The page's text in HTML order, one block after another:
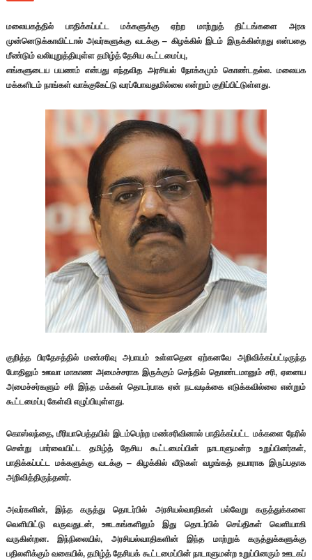
மலையகத்தில் பாதிக்கப்பட்ட மக்களுக்கு ஏற்ற மாற்றுத் திட்டங்களை அரசு
முன்னெடுக்காவிட்டால் அவர்களுக்கு வடக்கு – கிழக்கில் இடம் இருக்கின்றது என்பதை
மீண்டும் வலியுறுத்தியுள்ள தமிழ்த் தேசிய கூட்டமைப்பு,
எங்களுடைய பயணம் என்பது எந்தவித அரசியல் நோக்கமும் கொண்டதல்ல. மலையக
மக்களிடம் நாங்கள் வாக்குகேட்டு வரப்போவதுமில்லை என்றும் குறிப்பிட்டுள்ளது.
குறித்த பிரதேசத்தில் மண்சரிவு அபாயம் உள்ளதென ஏற்கனவே அறிவிக்கப்பட்டிருந்த
போதிலும் ஊவா மாகாண அமைச்சராக இருக்கும் செந்தில் தொண்டமானும் சரி, ஏனைய
அமைச்சர்களும் சரி இந்த மக்கள் தொடர்பாக ஏன் நடவடிக்கை எடுக்கவில்லை என்றும்
கூட்டமைப்பு கேள்வி எழுப்பியுள்ளது.
கொஸ்லந்தை, மீரியாபெத்தயில் இடம்பெற்ற மண்சரிவினால் பாதிக்கப்பட்ட மக்களை நேரில்
சென்று பார்வையிட்ட தமிழ்த் தேசிய கூட்டமைப்பின் நாடாளுமன்ற உறுப்பினர்கள்,
பாதிக்கப்பட்ட மக்களுக்கு வடக்கு – கிழக்கில் வீடுகள் வழங்கத் தயாராக இருப்பதாக
அறிவித்திருந்தனர்.
அவர்களின், இந்த கருத்து தொடர்பில் அரசியல்வாதிகள் பல்வேறு கருத்துக்களை
வெளியிட்டு வருவதுடன், ஊடகங்களிலும் இது தொடர்பில் செய்திகள் வெளியாகி
வருகின்றன. இந்நிலையில், அரசியல்வாதிகளின் இந்த மாற்றுக் கருத்துக்களுக்கு
பதிலளிக்கும் வகையில், தமிழ்த் தேசியக் கூட்டமைப்பின் நாடாளுமன்ற உறுப்பினரும் ஊடகப்